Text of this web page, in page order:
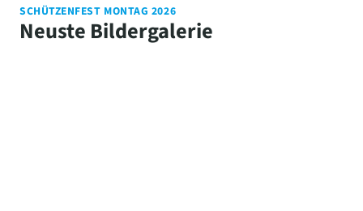
SCHÜTZENFEST MONTAG 2026
Neuste Bildergalerie